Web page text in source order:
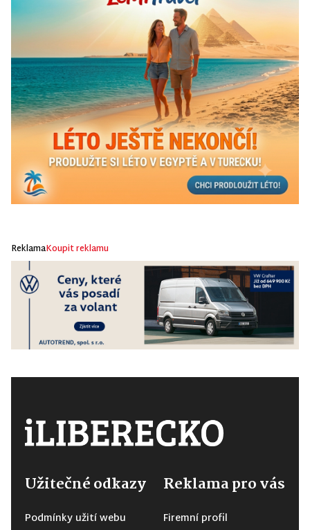
ReklamaKoupit reklamu
Užitečné odkazy
Podmínky užití webu
Reklama pro vás
Firemní profil